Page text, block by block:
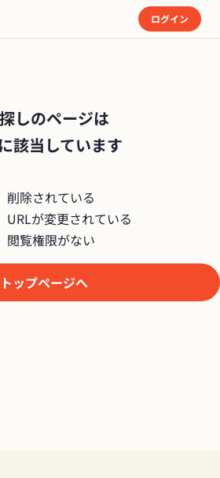
ログイン
該当しています
削除されている
URLが変更されている
閲覧権限がない
トップページへ